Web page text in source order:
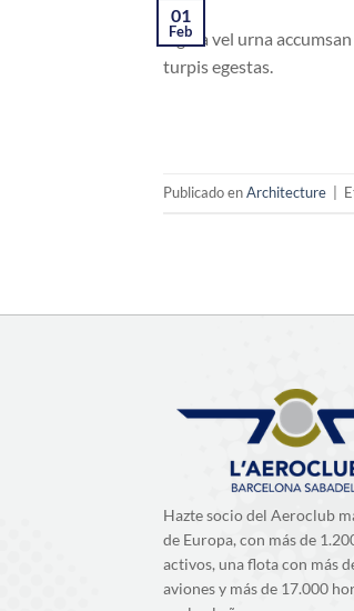
01
Feb
Ligula vel urna
turpis egestas.
Publicado enArchitecture
Hazte socio del Aeroclub
de Europa, con más de
activos, una flota con más
aviones y más de 17.000